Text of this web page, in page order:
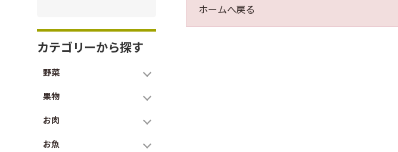
カテゴリーから探す
野菜
果物
お肉
お魚
ホームへ戻る